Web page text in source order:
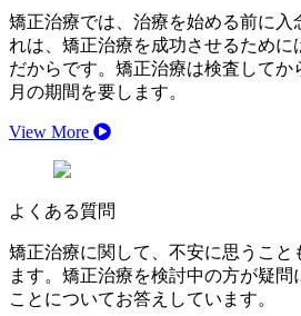
矯正治療では、治療を始める前に入
れは、矯正治療を成功させるために
だからです。矯正治療は検査してか
月の期間を要します。
View More
よくある質問
矯正治療に関して、不安に思うこと
ます。矯正治療を検討中の方が疑問
ことについてお答えしています。